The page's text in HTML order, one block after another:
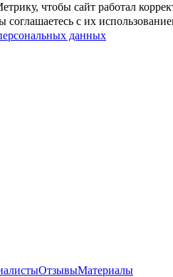
чтобы сайт работал
соглашаетесь с их
данных
ОтзывыМатериалы